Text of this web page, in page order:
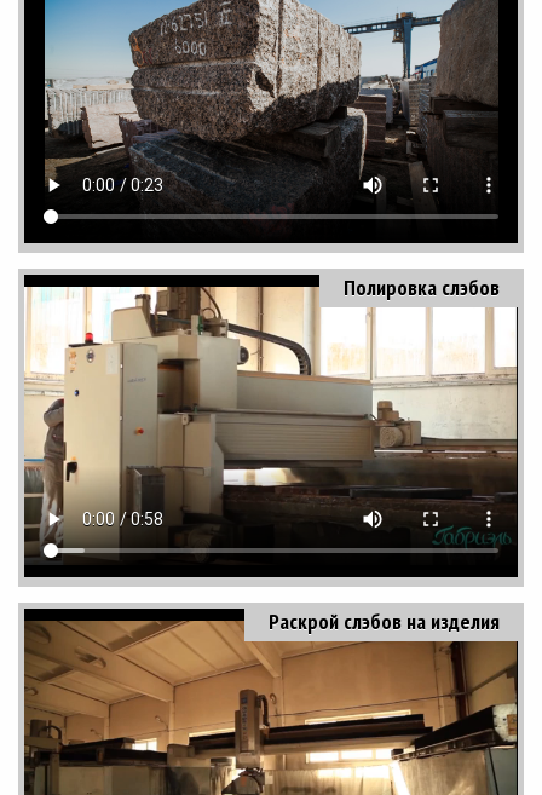
Полировка слэбов
Раскрой слэбов на изделия